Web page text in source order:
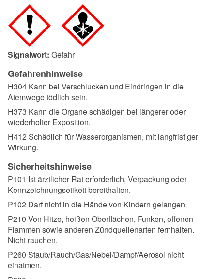
Signalwort: Gefahr
Gefahrenhinweise
H304 Kann bei Verschlucken und Eindringen in die
Atemwege tödlich sein.
H373 Kann die Organe schädigen bei längerer oder
wiederholter Exposition.
H412 Schädlich für Wasserorganismen, mit langfristiger
Wirkung.
Sicherheitshinweise
P101 Ist ärztlicher Rat erforderlich, Verpackung oder
Kennzeichnungsetikett bereithalten.
P102 Darf nicht in die Hände von Kindern gelangen.
P210 Von Hitze, heißen Oberflächen, Funken, offenen
Flammen sowie anderen Zündquellenarten fernhalten.
Nicht rauchen.
P260 Staub/Rauch/Gas/Nebel/Dampf/Aerosol nicht
einatmen.